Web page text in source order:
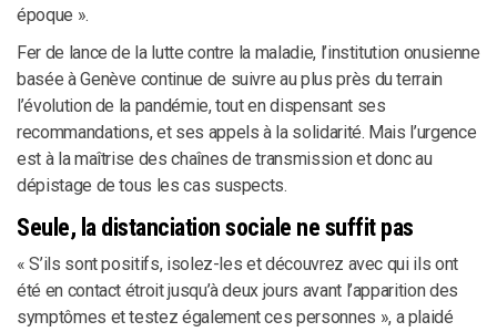
époque ».
Fer de lance de la lutte contre la maladie, l’institution onusienne
basée à Genève continue de suivre au plus près du terrain
l’évolution de la pandémie, tout en dispensant ses
recommandations, et ses appels à la solidarité. Mais l’urgence
est à la maîtrise des chaînes de transmission et donc au
dépistage de tous les cas suspects.
Seule, la distanciation sociale ne suffit pas
« S’ils sont positifs, isolez-les et découvrez avec qui ils ont
été en contact étroit jusqu’à deux jours avant l’apparition des
symptômes et testez également ces personnes », a plaidé